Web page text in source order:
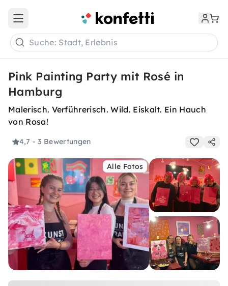
Open main menu
Suche: Stadt, Erlebnis
Pink Painting Party mit Rosé in
Hamburg
Malerisch. Verführerisch. Wild. Eiskalt. Ein Hauch
von Rosa!
4,7 - 3 Bewertungen
Alle Fotos